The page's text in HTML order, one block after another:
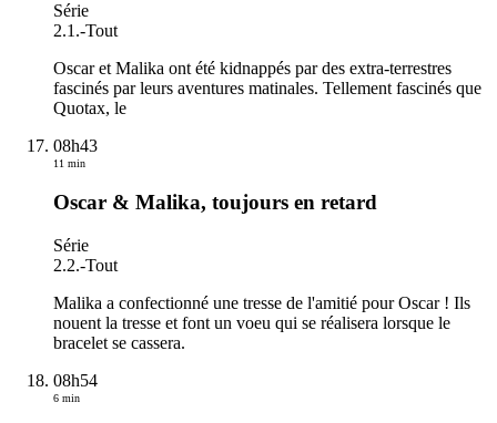
Série
2.1.-Tout
Oscar et Malika ont été kidnappés par des extra-terrestres
fascinés par leurs aventures matinales. Tellement fascinés que
Quotax, le
08h43
11 min
Oscar & Malika, toujours en retard
Série
2.2.-Tout
Malika a confectionné une tresse de l'amitié pour Oscar ! Ils
nouent la tresse et font un voeu qui se réalisera lorsque le
bracelet se cassera.
08h54
6 min